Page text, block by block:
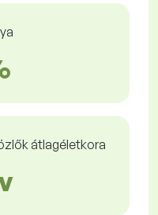
átlagéletkora